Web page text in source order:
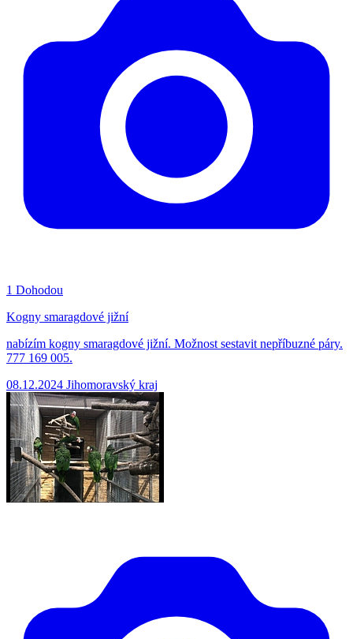
1 Dohodou
Kogny smaragdové jižní
nabízím kogny smaragdové jižní. Možnost sestavit nepříbuzné páry.
777 169 005.
08.12.2024 Jihomoravský kraj